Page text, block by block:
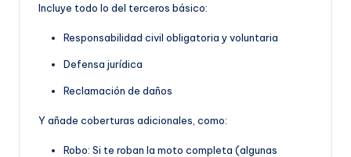
Incluye todo lo del terceros básico:
Responsabilidad civil obligatoria y voluntaria
Defensa jurídica
Reclamación de daños
Y añade coberturas adicionales, como:
Robo: Si te roban la moto completa (algunas